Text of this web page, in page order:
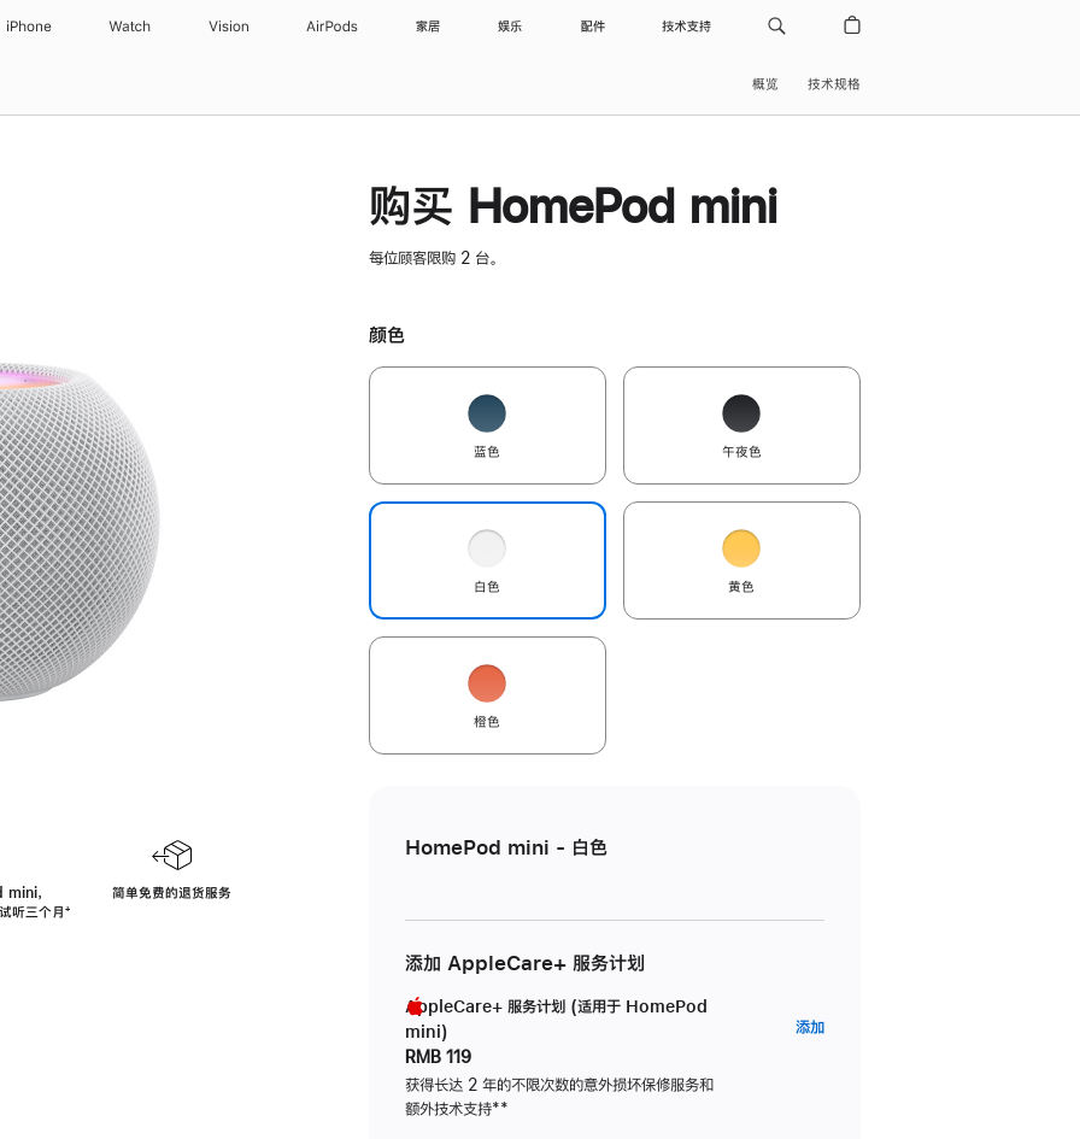
iPhone Watch Vision AirPods 家居 娱乐 配件 技术支持
概览 技术规格
，
听三个月脚
⁺
简单免费的退货服务
购买 HomePod mini
每位顾客限购 2 台。
颜色
蓝色 午夜色
白色 黄色
橙色
HomePod mini - 白色
添加 AppleCare+ 服务计划
AppleCare+ 服务计划 (适用于 HomePod
mini)
RMB 119
获得长达 2 年的不限次数的意外损坏保修服务和
额外技术支持脚
**
添加AppleCare+